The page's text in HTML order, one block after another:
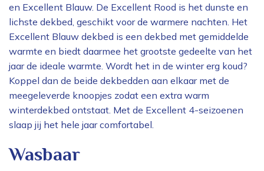
en Excellent Blauw. De Excellent Rood is het dunste en
lichste dekbed, geschikt voor de warmere nachten. Het
Excellent Blauw dekbed is een dekbed met gemiddelde
warmte en biedt daarmee het grootste gedeelte van het
jaar de ideale warmte. Wordt het in de winter erg koud?
Koppel dan de beide dekbedden aan elkaar met de
meegeleverde knoopjes zodat een extra warm
winterdekbed ontstaat. Met de Excellent 4-seizoenen
slaap jij het hele jaar comfortabel.
Wasbaar